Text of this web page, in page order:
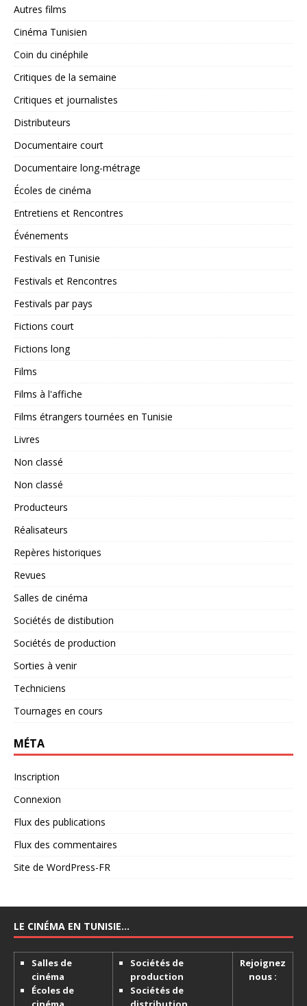
Autres films
Cinéma Tunisien
Coin du cinéphile
Critiques de la semaine
Critiques et journalistes
Distributeurs
Documentaire court
Documentaire long-métrage
Écoles de cinéma
Entretiens et Rencontres
Événements
Festivals en Tunisie
Festivals et Rencontres
Festivals par pays
Fictions court
Fictions long
Films
Films à l'affiche
Films étrangers tournées en Tunisie
Livres
Non classé
Non classé
Producteurs
Réalisateurs
Repères historiques
Revues
Salles de cinéma
Sociétés de distibution
Sociétés de production
Sorties à venir
Techniciens
Tournages en cours
MÉTA
Inscription
Connexion
Flux des publications
Flux des commentaires
Site de WordPress-FR
LE CINÉMA EN TUNISIE…
Salles de
cinéma
Écoles de
Sociétés de
production
Sociétés de
Rejoignez
nous :